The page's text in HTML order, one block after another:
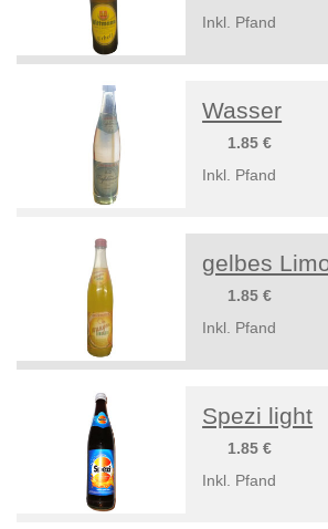
Inkl. Pfand
Wasser
1.85 €
Inkl. Pfand
gelbes
1.85 €
Inkl. Pfand
Spezi light
1.85 €
Inkl. Pfand